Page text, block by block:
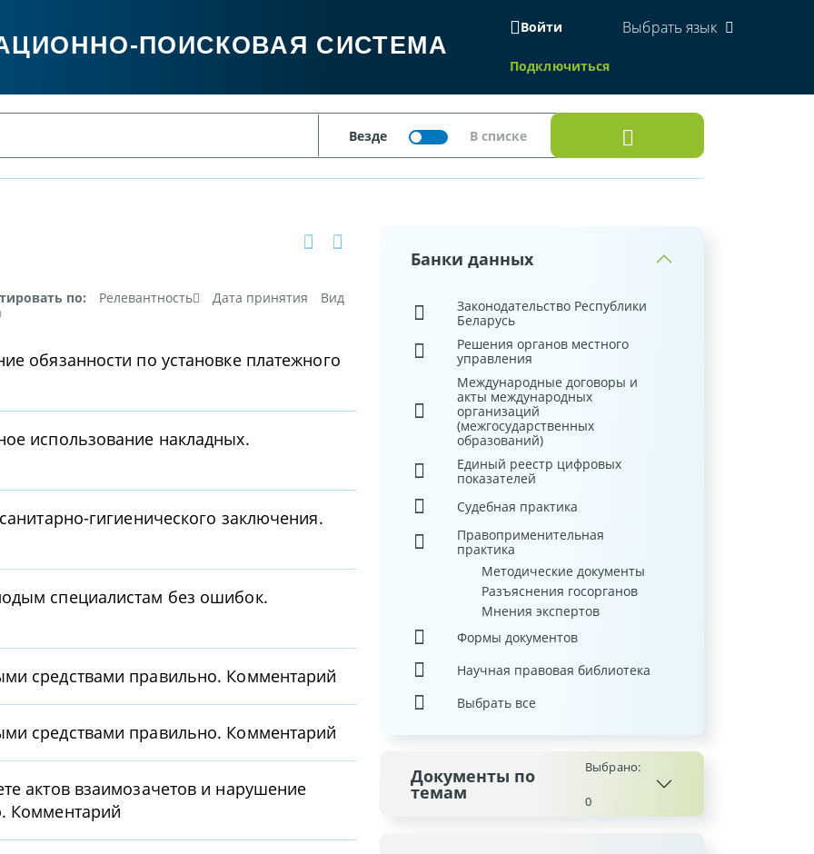
ПОИСКОВАЯ СИСТЕМА
Войти
Подключиться
Выбрать язык
по: Релевантность Дата принятия
Вид
обязанности по установке платежного
использование накладных.
гигиенического заключения.
специалистам без ошибок.
средствами правильно. Комментарий
средствами правильно. Комментарий
актов взаимозачетов и нарушение
Комментарий
Банки данных
Законодательство Республики
Беларусь
Решения органов местного
управления
Международные договоры и
акты международных
организаций
(межгосударственных
образований)
Единый реестр цифровых
показателей
Судебная практика
Правоприменительная
практика
Методические документы
Разъяснения госорганов
Мнения экспертов
Формы документов
Научная правовая библиотека
Выбрать все
Документы по
темам
Выбрано:
0